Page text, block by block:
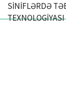
REDAKSİYA
SİNİFLƏRDƏ
TEXNOLOGİYASI